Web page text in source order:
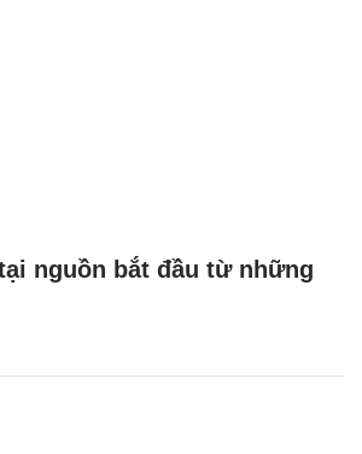
nguồn bắt đầu từ những